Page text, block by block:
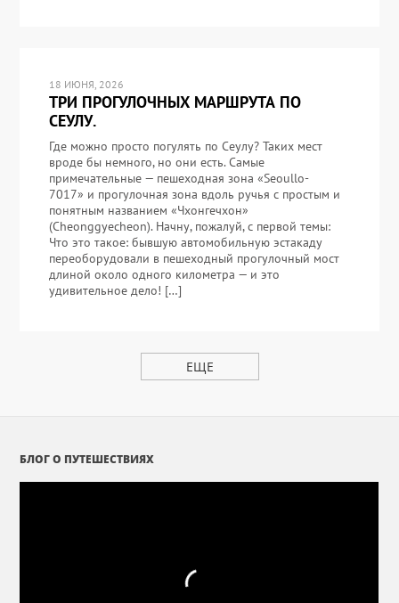
18 ИЮНЯ, 2026
ТРИ ПРОГУЛОЧНЫХ МАРШРУТА ПО
СЕУЛУ.
Где можно просто погулять по Сеулу? Таких мест
вроде бы немного, но они есть. Самые
примечательные — пешеходная зона «Seoullo-
7017» и прогулочная зона вдоль ручья с простым и
понятным названием «Чхонгечхон»
(Cheonggyecheon). Начну, пожалуй, с первой темы:
Что это такое: бывшую автомобильную эстакаду
переоборудовали в пешеходный прогулочный мост
длиной около одного километра — и это
удивительное дело! […]
ЕЩЕ
БЛОГ О ПУТЕШЕСТВИЯХ